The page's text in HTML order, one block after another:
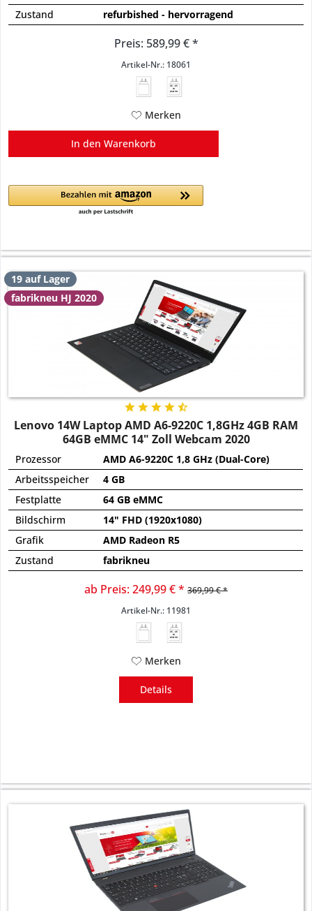
Zustand
refurbished - hervorragend
Preis: 589,99 € *
Artikel-Nr.: 18061
45 - 65
W
USB PD
Merken
In den Warenkorb
19 auf Lager
fabrikneu HJ 2020
Lenovo 14W Laptop AMD A6-9220C 1,8GHz 4GB RAM
64GB eMMC 14" Zoll Webcam 2020
Prozessor
AMD A6-9220C 1,8 GHz (Dual-Core)
Arbeitsspeicher
4 GB
Festplatte
64 GB eMMC
Bildschirm
14" FHD (1920x1080)
Grafik
AMD Radeon R5
Zustand
fabrikneu
ab Preis: 249,99 € * 369,99 € *
Artikel-Nr.: 11981
45 - 45
W
USB PD
Merken
Details